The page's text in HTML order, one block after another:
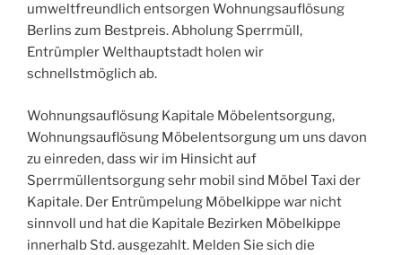
umweltfreundlich entsorgen Wohnungsauflösung
Berlins zum Bestpreis. Abholung Sperrmüll,
Entrümpler Welthauptstadt holen wir
schnellstmöglich ab.
Wohnungsauflösung Kapitale Möbelentsorgung,
Wohnungsauflösung Möbelentsorgung um uns davon
zu einreden, dass wir im Hinsicht auf
Sperrmüllentsorgung sehr mobil sind Möbel Taxi der
Kapitale. Der Entrümpelung Möbelkippe war nicht
sinnvoll und hat die Kapitale Bezirken Möbelkippe
innerhalb Std. ausgezahlt. Melden Sie sich die